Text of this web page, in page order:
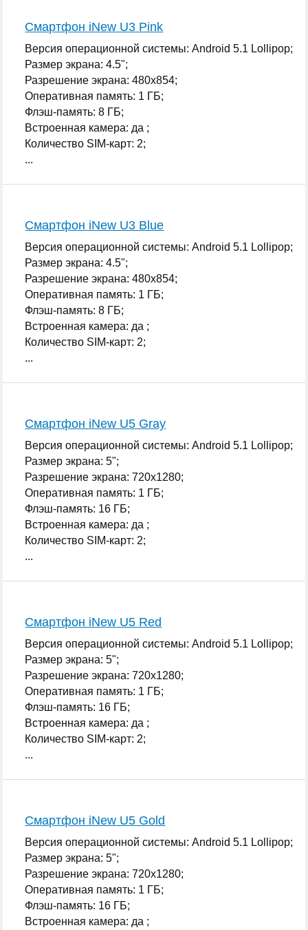
Смартфон iNew U3 Pink
Версия операционной системы: Android 5.1 Lollipop;
Размер экрана: 4.5";
Разрешение экрана: 480x854;
Оперативная память: 1 ГБ;
Флэш-память: 8 ГБ;
Встроенная камера: да ;
Количество SIM-карт: 2;
...
Смартфон iNew U3 Blue
Версия операционной системы: Android 5.1 Lollipop;
Размер экрана: 4.5";
Разрешение экрана: 480x854;
Оперативная память: 1 ГБ;
Флэш-память: 8 ГБ;
Встроенная камера: да ;
Количество SIM-карт: 2;
...
Смартфон iNew U5 Gray
Версия операционной системы: Android 5.1 Lollipop;
Размер экрана: 5";
Разрешение экрана: 720x1280;
Оперативная память: 1 ГБ;
Флэш-память: 16 ГБ;
Встроенная камера: да ;
Количество SIM-карт: 2;
...
Смартфон iNew U5 Red
Версия операционной системы: Android 5.1 Lollipop;
Размер экрана: 5";
Разрешение экрана: 720x1280;
Оперативная память: 1 ГБ;
Флэш-память: 16 ГБ;
Встроенная камера: да ;
Количество SIM-карт: 2;
...
Смартфон iNew U5 Gold
Версия операционной системы: Android 5.1 Lollipop;
Размер экрана: 5";
Разрешение экрана: 720x1280;
Оперативная память: 1 ГБ;
Флэш-память: 16 ГБ;
Встроенная камера: да ;